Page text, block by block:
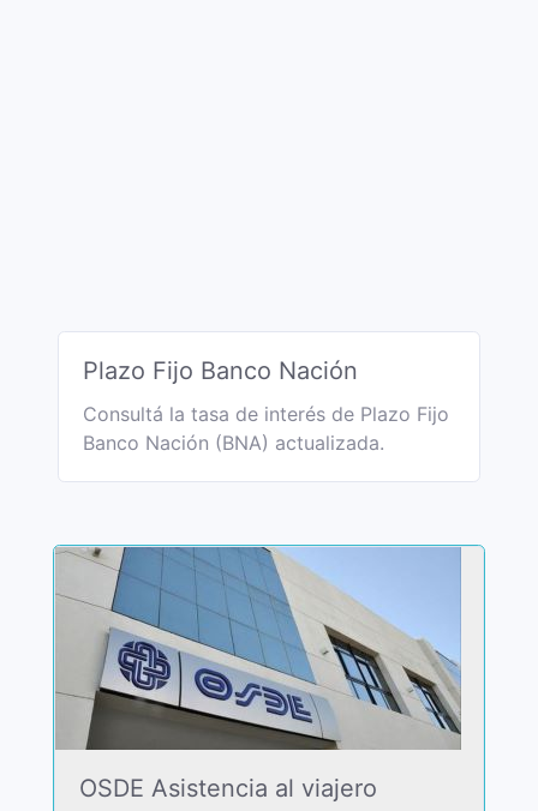
Plazo Fijo Banco Nación
Consultá la tasa de interés de Plazo Fijo
Banco Nación (BNA) actualizada.
OSDE Asistencia al viajero